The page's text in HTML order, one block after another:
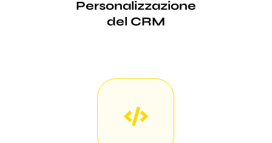
Personalizzazione
del CRM